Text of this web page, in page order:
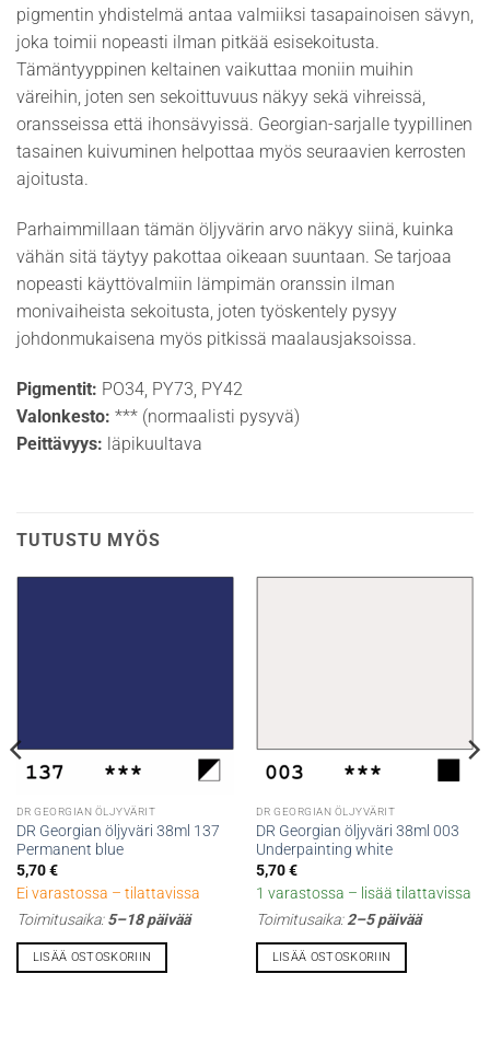
pigmentin yhdistelmä antaa valmiiksi tasapainoisen sävyn,
joka toimii nopeasti ilman pitkää esisekoitusta.
Tämäntyyppinen keltainen vaikuttaa moniin muihin
väreihin, joten sen sekoittuvuus näkyy sekä vihreissä,
oransseissa että ihonsävyissä. Georgian-sarjalle tyypillinen
tasainen kuivuminen helpottaa myös seuraavien kerrosten
ajoitusta.
Parhaimmillaan tämän öljyvärin arvo näkyy siinä, kuinka
vähän sitä täytyy pakottaa oikeaan suuntaan. Se tarjoaa
nopeasti käyttövalmiin lämpimän oranssin ilman
monivaiheista sekoitusta, joten työskentely pysyy
johdonmukaisena myös pitkissä maalausjaksoissa.
Pigmentit: PO34, PY73, PY42
Valonkesto: *** (normaalisti pysyvä)
Peittävyys: läpikuultava
TUTUSTU MYÖS
DR GEORGIAN ÖLJYVÄRIT
DR Georgian öljyväri 38ml 137
Permanent blue
5,70€
Ei varastossa – tilattavissa
Toimitusaika:5–18 päivää
LISÄÄ OSTOSKORIIN
DR GEORGIAN ÖLJYVÄRIT
DR Georgian öljyväri 38ml 003
Underpainting white
5,70€
1 varastossa – lisää tilattavissa
Toimitusaika:2–5 päivää
LISÄÄ OSTOSKORIIN